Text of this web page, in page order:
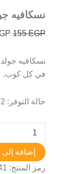
نسكافيه جولد –
155EGP
نسكافيه
في كل كوب.
حالة التوفر: 2 متوفر في المخزون
إضافة إلى
رمز المنتج: